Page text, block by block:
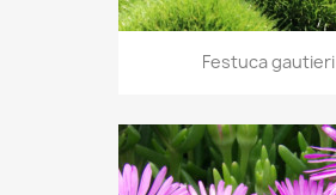
Festuca gautieri